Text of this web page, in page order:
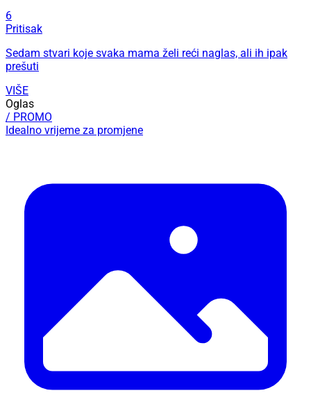
6
Pritisak
Sedam stvari koje svaka mama želi reći naglas, ali ih ipak
prešuti
VIŠE
Oglas
/ PROMO
Idealno vrijeme za promjene